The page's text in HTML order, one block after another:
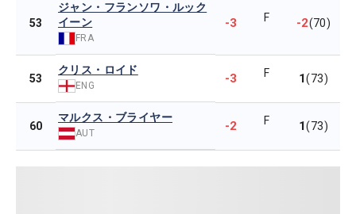
53
ジャン・フランソワ・ルック
イーン
FRA
-3 F -2(70)
53
クリス・ロイド
ENG -3 F 1(73)
60
マルクス・ブライヤー
AUT -2 F 1(73)